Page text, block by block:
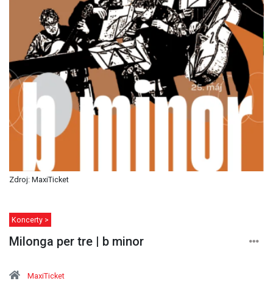
Zdroj: MaxiTicket
Koncerty >
Milonga per tre | b minor
MaxiTicket